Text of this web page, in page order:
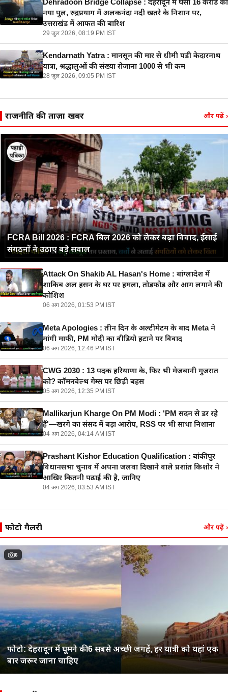
Dehradoon Bridge Collapse : देहरादून में घंसा 16 करोड का
नया पुल, रुद्रप्रयाग में अलकनंदा नदी खतरे के निशान पर,
उत्तराखंड में आफत की बारिश
29 जुल 2026, 08:19 PM IST
Kendarnath Yatra : मानसून की मार से धीमी पडी केदारनाथ
यात्रा, श्रद्धालुओं की संख्या रोजाना 1000 से भी कम
28 जुल 2026, 09:05 PM IST
राजनीति की ताज़ा खबरें और पढ़ें ›
FCRA Bill 2026 : FCRA बिल 2026 को लेकर बढ़ा विवाद, ईसाई
संगठनों ने उठाए बड़े सवाल
Meta Apologies : तीन दिन के अल्टीमेटम के बाद Meta ने
मांगी माफी, PM मोदी का वीडियो हटाने पर विवाद
06 अग 2026, 12:46 PM IST
CWG 2030 : 13 पदक हरियाणा के, फिर भी मेजबानी गुजरात
को? कॉमनवेल्थ गेम्स पर छिड़ी बहस
05 अग 2026, 12:35 PM IST
Mallikarjun Kharge On PM Modi : 'PM सदन से डर रहे
हैं'—खरगे का संसद में बड़ा आरोप, RSS पर भी साधा निशाना
04 अग 2026, 04:14 AM IST
Prashant Kishor Education Qualification : बांकीपुर
विधानसभा चुनाव में अपना जलवा दिखाने वाले प्रशांत किशोर ने
आखिर कितनी पढाई की है, जानिए
04 अग 2026, 03:53 AM IST
Attack On Shakib AL Hasan's Home : बांग्लादेश में
शाकिब अल हसन के घर पर हमला, तोड़फोड़ और आग लगाने की
कोशिश
06 अग 2026, 01:53 PM IST
फोटो गैलरी और पढ़ें ›
6
फोटो: देहरादून में घूमने की 6 सबसे अच्छी जगहें, हर यात्री को यहां एक
बार जरूर जाना चाहिए